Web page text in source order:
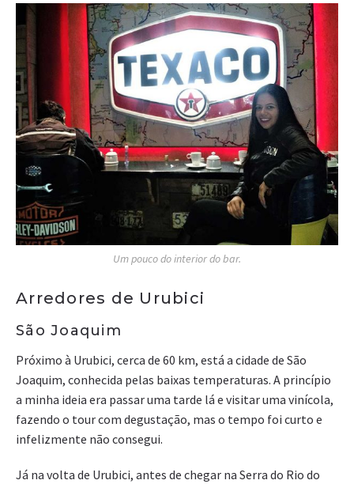
Um pouco do interior do bar.
Arredores de Urubici
São Joaquim
Próximo à Urubici, cerca de 60 km, está a cidade de São
Joaquim, conhecida pelas baixas temperaturas. A princípio
a minha ideia era passar uma tarde lá e visitar uma vinícola,
fazendo o tour com degustação, mas o tempo foi curto e
infelizmente não consegui.
Já na volta de Urubici, antes de chegar na Serra do Rio do